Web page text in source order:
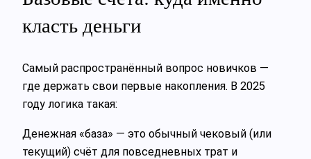
класть деньги
Самый распространённый вопрос новичков —
где держать свои первые накопления. В 2025
году логика такая:
Денежная «база» — это обычный чековый (или
текущий) счёт для повседневных трат и